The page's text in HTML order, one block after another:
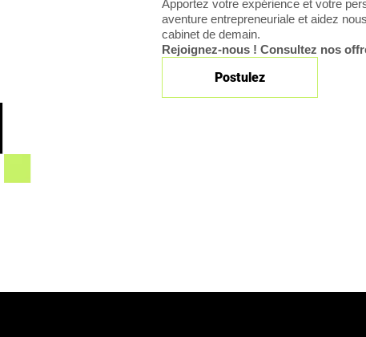
Apportez votre expérience et votre
aventure entrepreneuriale et aidez
cabinet de demain.
Rejoignez-nous ! Consultez nos
Postulez